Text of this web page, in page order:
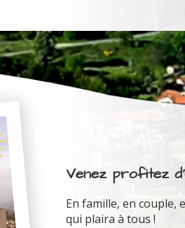
Venez profitez
En famille, en couple,
qui plaira à tous !